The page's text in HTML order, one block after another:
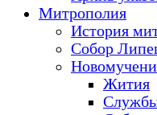
Митрополия
История
Собор
Жития